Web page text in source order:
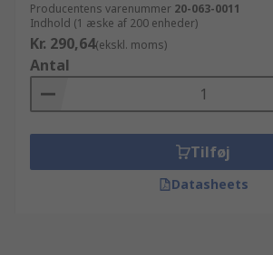
Producentens varenummer 20-063-0011
Indhold (1 æske af 200 enheder)
Kr. 290,64(ekskl. moms)
Antal
Tilføj
Datasheets